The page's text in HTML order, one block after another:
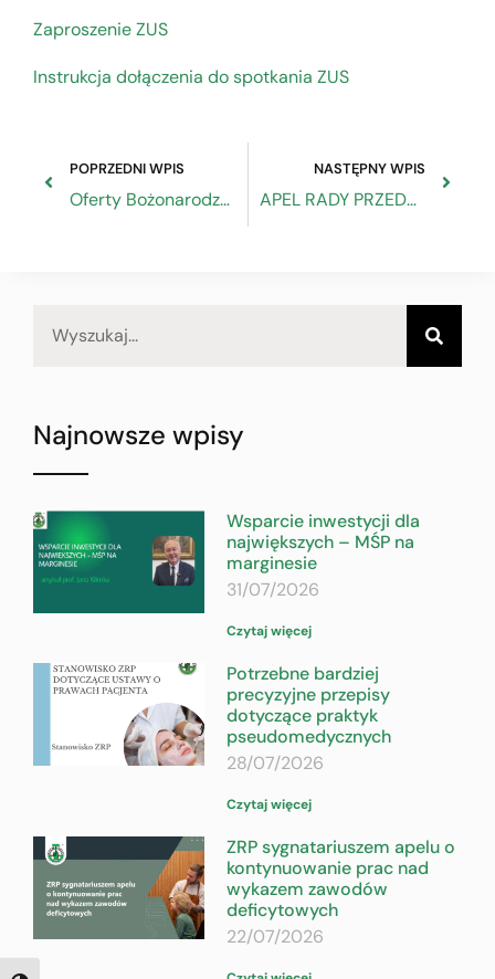
Zaproszenie ZUS
Instrukcja dołączenia do spotkania ZUS
POPRZEDNI WPIS
Oferty Bożonarodzeniowa i Sylwestrowa w ośrodkach wczasowych rzemiosła
NASTĘPNY WPIS
APEL RADY PRZEDSIĘBIORCZOŚCI DO PREZYDENTA
Najnowsze wpisy
Wsparcie inwestycji dla
największych – MŚP na
marginesie
31/07/2026
Czytaj więcej
Potrzebne bardziej
precyzyjne przepisy
dotyczące praktyk
pseudomedycznych
28/07/2026
Czytaj więcej
ZRP sygnatariuszem apelu o
kontynuowanie prac nad
wykazem zawodów
deficytowych
22/07/2026